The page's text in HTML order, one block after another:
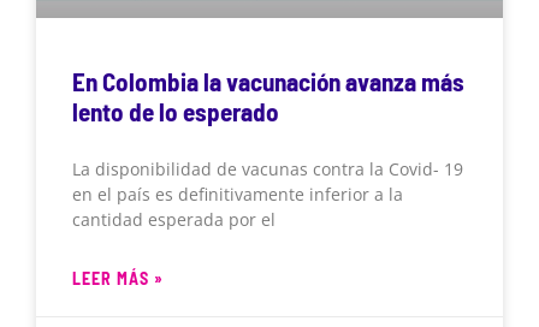
En Colombia la vacunación avanza más
lento de lo esperado
La disponibilidad de vacunas contra la Covid- 19
en el país es definitivamente inferior a la
cantidad esperada por el
LEER MÁS »